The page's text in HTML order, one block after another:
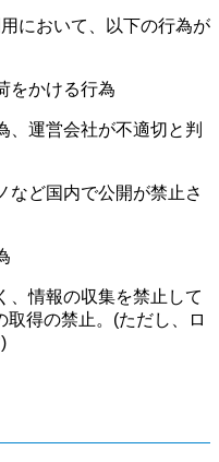
において、以下の行為が
をかける行為
、運営会社が不適切と判
など国内で公開が禁止さ
、情報の収集を禁止して
得の禁止。(ただし、ロ